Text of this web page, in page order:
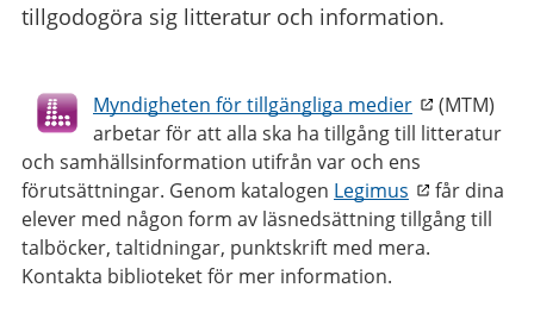
tillgodogöra sig litteratur och information.
Myndigheten för tillgängliga medier
(MTM)
arbetar för att alla ska ha tillgång till litteratur
och samhällsinformation utifrån var och ens
förutsättningar. Genom katalogen Legimus
får dina
elever med någon form av läsnedsättning tillgång till
talböcker, taltidningar, punktskrift med mera.
Kontakta biblioteket för mer information.